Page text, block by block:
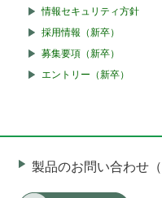
情報セキュリティ方針
採用情報（新卒）
募集要項（新卒）
エントリー（新卒）
製品のお問い合わせ